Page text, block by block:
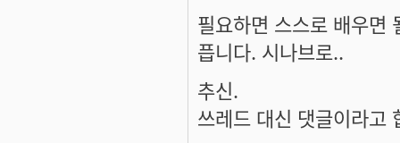
필요하면 스스로 배우면
픕니다. 시나브로..
추신.
쓰레드 대신 댓글이라고